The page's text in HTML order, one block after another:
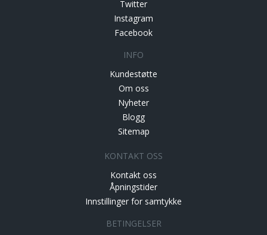
Twitter
Instagram
Facebook
INFO
Kundestøtte
Om oss
Nyheter
Blogg
Sitemap
KONTAKT OSS
Kontakt oss
Åpningstider
Innstillinger for samtykke
BETINGELSER